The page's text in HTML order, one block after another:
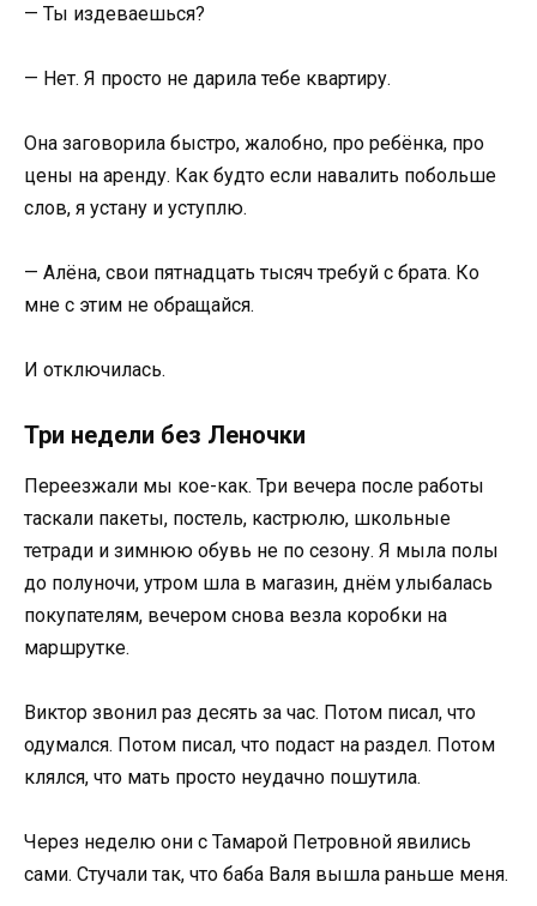
— Ты издеваешься?
— Нет. Я просто не дарила тебе квартиру.
Она заговорила быстро, жалобно, про ребёнка, про
цены на аренду. Как будто если навалить побольше
слов, я устану и уступлю.
— Алёна, свои пятнадцать тысяч требуй с брата. Ко
мне с этим не обращайся.
И отключилась.
Три недели без Леночки
Переезжали мы кое-как. Три вечера после работы
таскали пакеты, постель, кастрюлю, школьные
тетради и зимнюю обувь не по сезону. Я мыла полы
до полуночи, утром шла в магазин, днём улыбалась
покупателям, вечером снова везла коробки на
маршрутке.
Виктор звонил раз десять за час. Потом писал, что
одумался. Потом писал, что подаст на раздел. Потом
клялся, что мать просто неудачно пошутила.
Через неделю они с Тамарой Петровной явились
сами. Стучали так, что баба Валя вышла раньше меня.